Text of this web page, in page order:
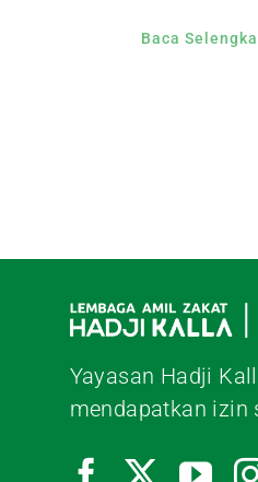
Baca
Yayasan Hadji
mendapatkan izin